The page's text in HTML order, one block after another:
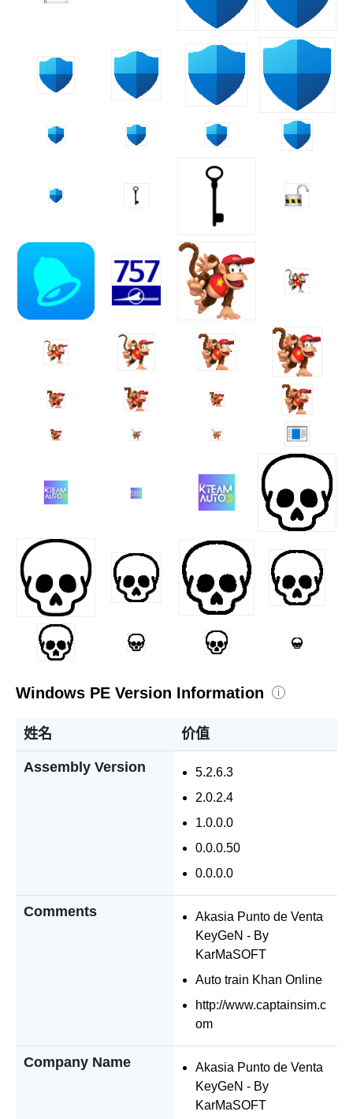
Windows PE Version Information i
姓名 价值
Assembly Version
5.2.6.3
2.0.2.4
1.0.0.0
0.0.0.50
0.0.0.0
Comments
Akasia Punto de Venta
KeyGeN - By
KarMaSOFT
Auto train Khan Online
http://www.captainsim.c
om
Company Name
Akasia Punto de Venta
KeyGeN - By
KarMaSOFT